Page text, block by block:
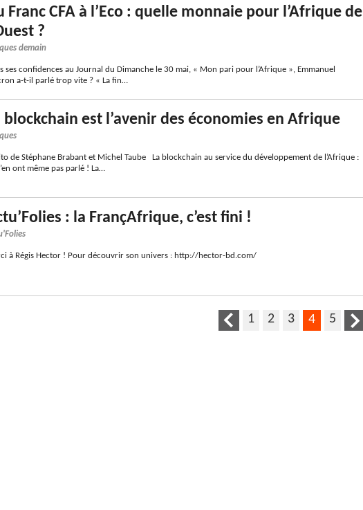
Franc CFA à l’Eco : quelle monnaie pour l’Afrique de
?
demain
ses confidences au Journal du Dimanche le 30 mai, « Mon pari pour l’Afrique », Emmanuel
a-t-il parlé trop vite ? « La fin…
blockchain est l’avenir des économies en Afrique
de Stéphane Brabant et Michel Taube La blockchain au service du développement de l’Afrique :
ont même pas parlé ! La…
: la FrançAfrique, c’est fini !
à Régis Hector ! Pour découvrir son univers : http://hector-bd.com/
1 2 3 4 5